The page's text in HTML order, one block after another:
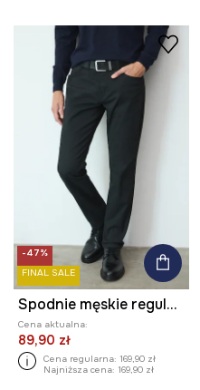
-47%
FINAL SALE
Spodnie męskie regular z drobnym wzorem
Cena aktualna:
89,90 zł
Cena regularna: 169,90 zł
Najniższa cena: 169,90 zł